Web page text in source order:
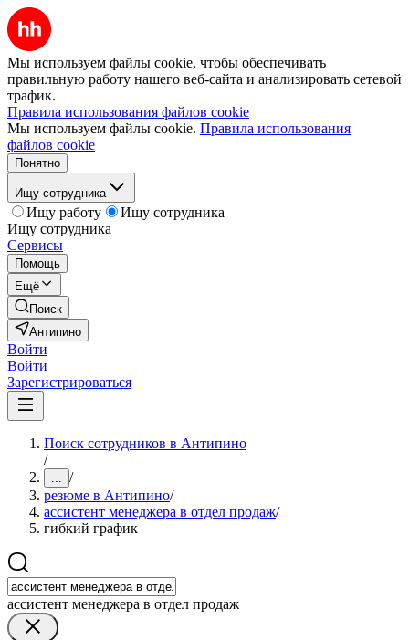
Мы используем файлы cookie, чтобы обеспечивать
правильную работу нашего веб-сайта и анализировать сетевой
трафик.
Правила использования файлов cookie
Мы используем файлы cookie. Правила использования
файлов cookie
Понятно
Ищу сотрудника
Ищу работу
Ищу сотрудника
Ищу сотрудника
Сервисы
Помощь
Ещё
Поиск
Антипино
Войти
Войти
Зарегистрироваться
Поиск сотрудников в Антипино
/
... /
резюме в Антипино/
ассистент менеджера в отдел продаж/
гибкий график
ассистент менеджера в отдел продаж